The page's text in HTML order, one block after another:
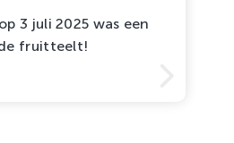
3 juli 2025 was een
fruitteelt!